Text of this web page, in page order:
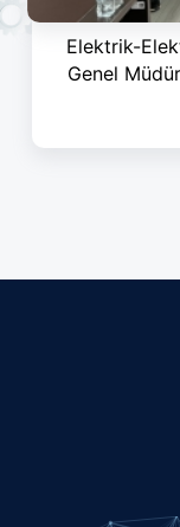
Elektrik-
Genel